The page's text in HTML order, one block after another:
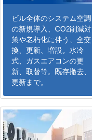
ビル全体のシステム空調
の新規導入、CO2削減対
策や老朽化に伴う、全交
換、更新、増設。水冷
式、ガスエアコンの更
新、取替等。既存撤去、
更新まで。